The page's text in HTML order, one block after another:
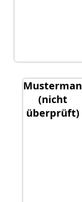
Musterman
(nicht
überprüft)